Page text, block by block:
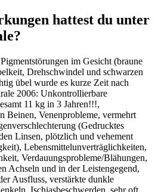
hattest du unter
im Gesicht (braune
Drehschwindel und schwarzen
übel wurde es kurze Zeit nach
2006: Unkontrollierbare
11 kg in 3 Jahren!!!,
Beinen, Venenprobleme, vermehrt
(Gedrucktes
Linsen, plötzlich und vehement
Lebensmittelunverträglichkeiten,
Verdauungsprobleme/Blähungen,
Achseln und in der Leistengegend,
Ausfluss, verstärkte dunkle
Ischiasbeschwerden, sehr oft